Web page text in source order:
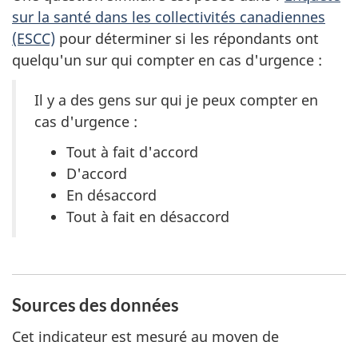
sur la santé dans les collectivités canadiennes
(ESCC) pour déterminer si les répondants ont
quelqu'un sur qui compter en cas d'urgence :
Il y a des gens sur qui je peux compter en
cas d'urgence :
Tout à fait d'accord
D'accord
En désaccord
Tout à fait en désaccord
Sources des données
Cet indicateur est mesuré au moyen de